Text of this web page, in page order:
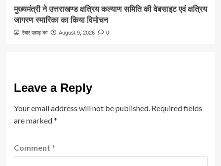
मुख्यमंत्री ने उत्तराखण्ड क्षत्रिय कल्याण समिति की वेबसाइट एवं क्षत्रिय
जागरण स्मारिका का किया विमोचन
रैबार पहाड़ का August 9, 2026 0
Leave a Reply
Your email address will not be published. Required fields
are marked*
Comment *